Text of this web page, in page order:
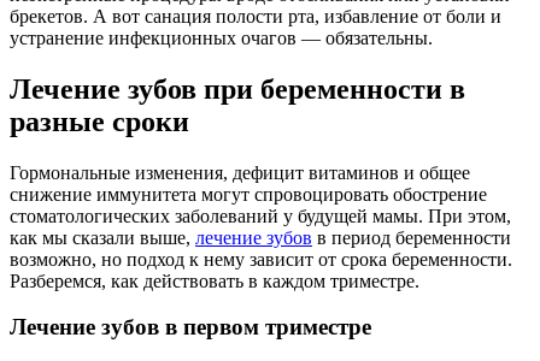
брекетов. А вот санация полости рта, избавление от боли и
устранение инфекционных очагов — обязательны.
Лечение зубов при беременности в
разные сроки
Гормональные изменения, дефицит витаминов и общее
снижение иммунитета могут спровоцировать обострение
стоматологических заболеваний у будущей мамы. При этом,
как мы сказали выше, лечение зубов в период беременности
возможно, но подход к нему зависит от срока беременности.
Разберемся, как действовать в каждом триместре.
Лечение зубов в первом триместре